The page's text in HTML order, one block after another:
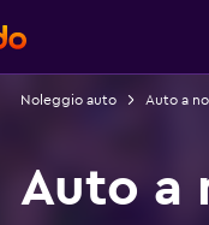
Noleggio auto Auto a
Auto a